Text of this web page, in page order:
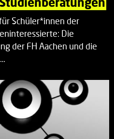
Schüler*innen der
Die
der FH Aachen und die